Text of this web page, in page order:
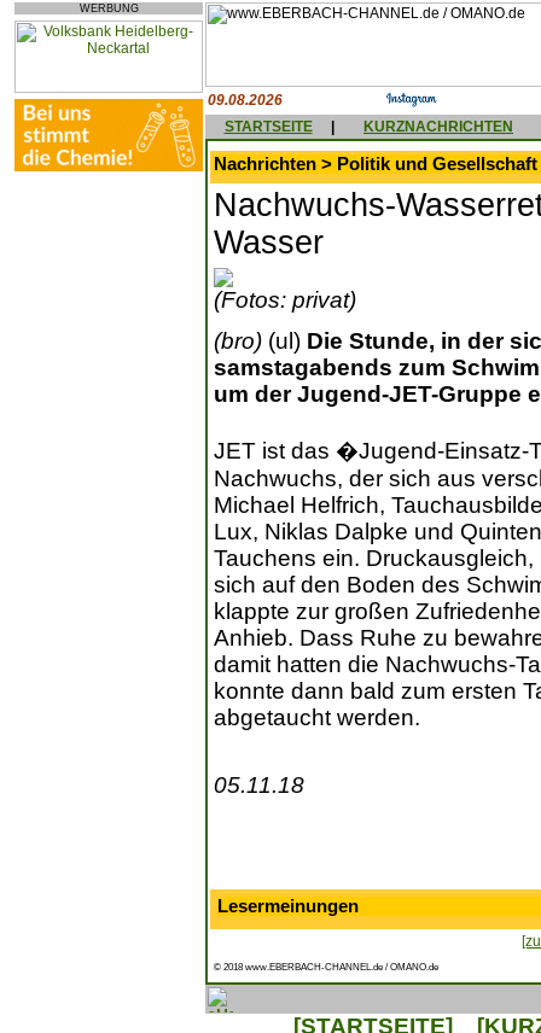
WERBUNG
09.08.2026
STARTSEITE
KURZNACHRICHTEN
Nachrichten > Politik und Gesellschaft
Nachwuchs-
Wasser
(Fotos: privat)
(bro) (ul) Die Stunde, in der
samstagabends zum
um der Jugend-JET-Gruppe
JET ist das �Jugend-Einsatz-
Nachwuchs, der sich aus
Michael Helfrich,
Lux, Niklas Dalpke und
Tauchens ein.
sich auf den Boden des
klappte zur großen
Anhieb. Dass Ruhe zu
damit hatten die Nachwuchs-
konnte dann bald zum ersten
abgetaucht werden.
05.11.18
Lesermeinungen
© 2018 www.EBERBACH-CHANNEL.de / OMANO.de
[STARTSEITE]